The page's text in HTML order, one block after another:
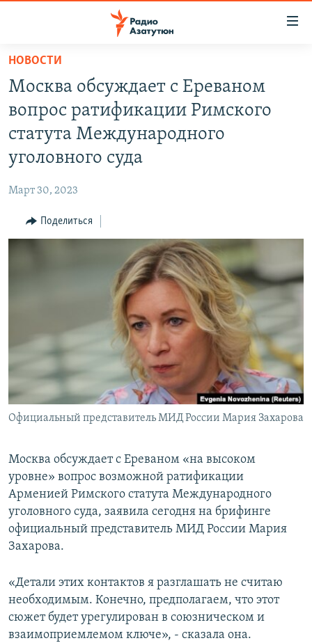
Перейти
основному
содержанию
Перейти
основной
Перейти
поиску
ПОЛИТИКА
РЕГИОН
НАГОРНЫЙ КАРАБАХ
Հայերեն
English
Русский
Все сайты Радио Азатутюн
НОВОСТИ
Москва обсуждает с Ереваном
вопрос ратификации Римского
статута Международного
уголовного суда
Март 30, 2023
Поделиться
Официальный представитель МИД России Мария Захарова
Москва обсуждает с Ереваном «на высоком
уровне» вопрос возможной ратификации
Арменией Римского статута Международного
уголовного суда, заявила сегодня на брифинге
официальный представитель МИД России Мария
Захарова.
«Детали этих контактов я разглашать не считаю
необходимым. Конечно, предполагаем, что этот
сюжет будет урегулирован в союзническом и
взаимоприемлемом ключе», - сказала она.